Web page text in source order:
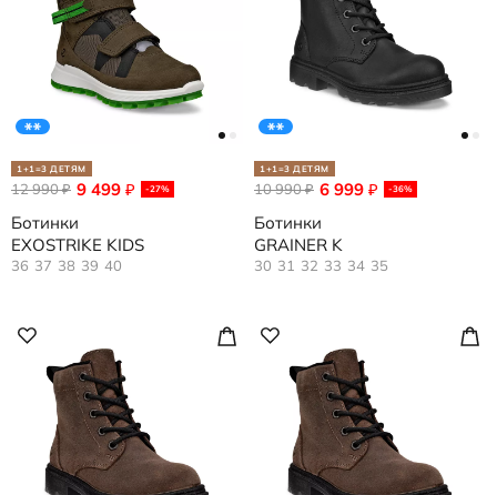
1+1=3 ДЕТЯМ
9 499 ₽ -27%
12 990₽
Ботинки
EXOSTRIKE KIDS
36 37 38 39 40
1+1=3 ДЕТЯМ
6 999 ₽ -36%
10 990₽
Ботинки
GRAINER K
30 31 32 33 34 35